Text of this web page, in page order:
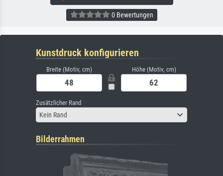
0 Bewertungen
Kunstdruck konfigurieren
Breite (Motiv, cm) Höhe (Motiv, cm)
Zusätzlicher Rand
Kein Rand
Bilderrahmen